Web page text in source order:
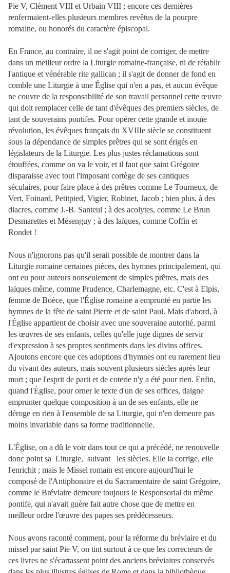
Pie V, Clément VIII et Urbain VIII ; encore ces dernières
renfermaient-elles plusieurs membres revêtus de la pourpre
romaine, ou honorés du caractère épiscopal.
En France, au contraire, il ne s'agit point de corriger, de mettre
dans un meilleur ordre la Liturgie romaine-française, ni de rétablir
l'antique et vénérable rite gallican ; il s'agit de donner de fond en
comble une Liturgie à une Église qui n'en a pas, et aucun évêque
ne couvre de la responsabilité de son travail personnel cette œuvre
qui doit remplacer celle de tant d'évêques des premiers siècles, de
tant de souverains pontifes. Pour opérer cette grande et inouïe
révolution, les évêques français du XVIIIe siècle se constituent
sous la dépendance de simples prêtres qui se sont érigés en
législateurs de la Liturgie. Les plus justes réclamations sont
étouffées, comme on va le voir, et il faut que saint Grégoire
disparaisse avec tout l'imposant cortège de ses cantiques
séculaires, pour faire place à des prêtres comme Le Tourneux, de
Vert, Foinard, Petitpied, Vigier, Robinet, Jacob ; bien plus, à des
diacres, comme J.-B. Santeul ; à des acolytes, comme Le Brun
Desmarettes et Mésenguy ; à des laïques, comme Coffin et
Rondet !
Nous n'ignorons pas qu'il serait possible de montrer dans la
Liturgie romaine certaines pièces, des hymnes principalement, qui
ont eu pour auteurs nonseulement de simples prêtres, mais des
laïques même, comme Prudence, Charlemagne, etc. C'est à Elpis,
femme de Boèce, que l'Église romaine a emprunté en partie les
hymnes de la fête de saint Pierre et de saint Paul. Mais d'abord, à
l'Église appartient de choisir avec une souveraine autorité, parmi
les œuvres de ses enfants, celles qu'elle juge dignes de servir
d'expression à ses propres sentiments dans les divins offices.
Ajoutons encore que ces adoptions d'hymnes ont eu rarement lieu
du vivant des auteurs, mais souvent plusieurs siècles après leur
mort ; que l'esprit de parti et de coterie n'y a été pour rien. Enfin,
quand l'Église, pour orner le texte d'un de ses offices, daigne
emprunter quelque composition à un de ses enfants, elle ne
déroge en rien à l'ensemble de sa Liturgie, qui n'en demeure pas
moins invariable dans sa forme traditionnelle.
L'Église, on a dû le voir dans tout ce qui a précédé, ne renouvelle
donc point sa Liturgie, suivant les siècles. Elle la corrige, elle
l'enrichit ; mais le Missel romain est encore aujourd'hui le
composé de l'Antiphonaire et du Sacramentaire de saint Grégoire,
comme le Bréviaire demeure toujours le Responsorial du même
pontife, qui n'avait guère fait autre chose que de mettre en
meilleur ordre l'œuvre des papes ses prédécesseurs.
Nous avons raconté comment, pour la réforme du bréviaire et du
missel par saint Pie V, on tint surtout à ce que les correcteurs de
ces livres ne s'écartassent point des anciens bréviaires conservés